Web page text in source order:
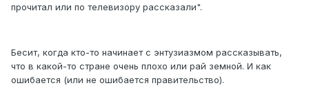
прочитал или по телевизору рассказали".
Бесит, когда кто-то начинает с энтузиазмом рассказывать,
что в какой-то стране очень плохо или рай земной. И как
ошибается (или не ошибается правительство).